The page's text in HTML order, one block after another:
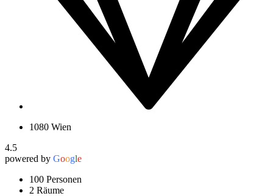
1080 Wien
4.5
powered by Google
100 Personen
2 Räume